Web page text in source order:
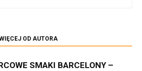
OD AUTORA
SMAKI BARCELONY –